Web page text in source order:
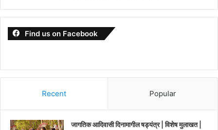
Find us on Facebook
Recent Popular
जागतिक आदिवासी दिनामागील षड्यंत्र | विशेष मुलाखत |